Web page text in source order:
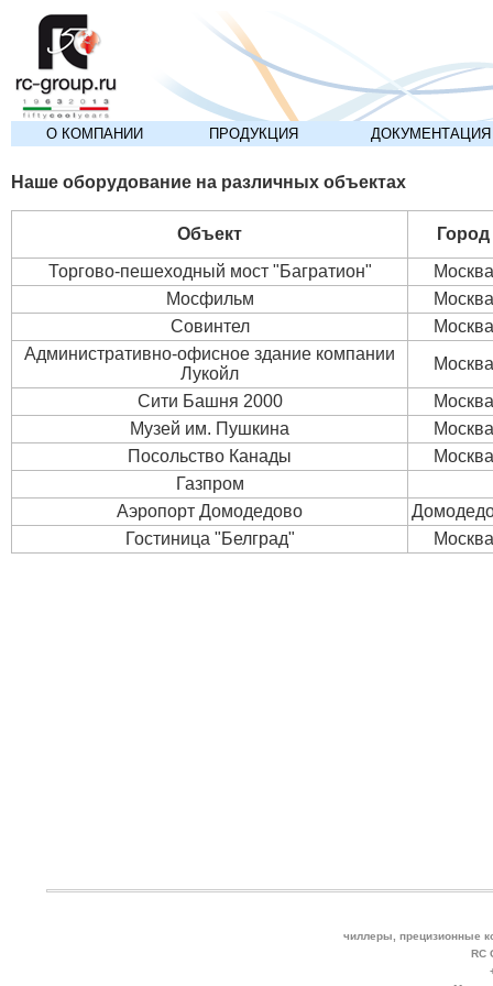
О КОМПАНИИ ПРОДУКЦИЯ ДОКУМЕНТАЦИЯ
Наше оборудование на различных объектах
Объект
Город
Торгово-пешеходный мост "Багратион"
Москва
Мосфильм
Москва
Совинтел
Москва
Административно-офисное здание компании
Лукойл
Москва
Сити Башня 2000
Москва
Музей им. Пушкина
Москва
Посольство Канады
Москва
Газпром
Аэропорт Домодедово
Гостиница "Белград"
Москва
чиллеры, прецизионные
RC